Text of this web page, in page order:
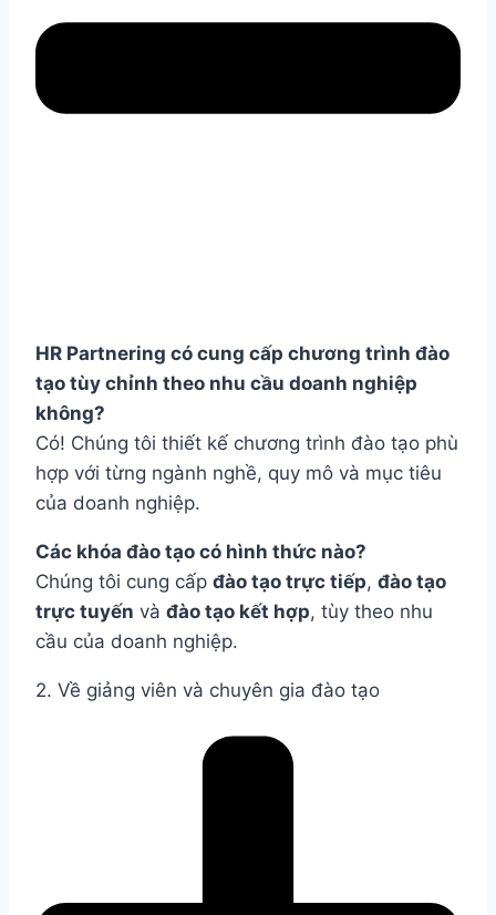
HR Partnering có cung cấp chương trình đào
tạo tùy chỉnh theo nhu cầu doanh nghiệp
không?
Có! Chúng tôi thiết kế chương trình đào tạo phù
hợp với từng ngành nghề, quy mô và mục tiêu
của doanh nghiệp.
Các khóa đào tạo có hình thức nào?
Chúng tôi cung cấp đào tạo trực tiếp, đào tạo
trực tuyến và đào tạo kết hợp, tùy theo nhu
cầu của doanh nghiệp.
2. Về giảng viên và chuyên gia đào tạo